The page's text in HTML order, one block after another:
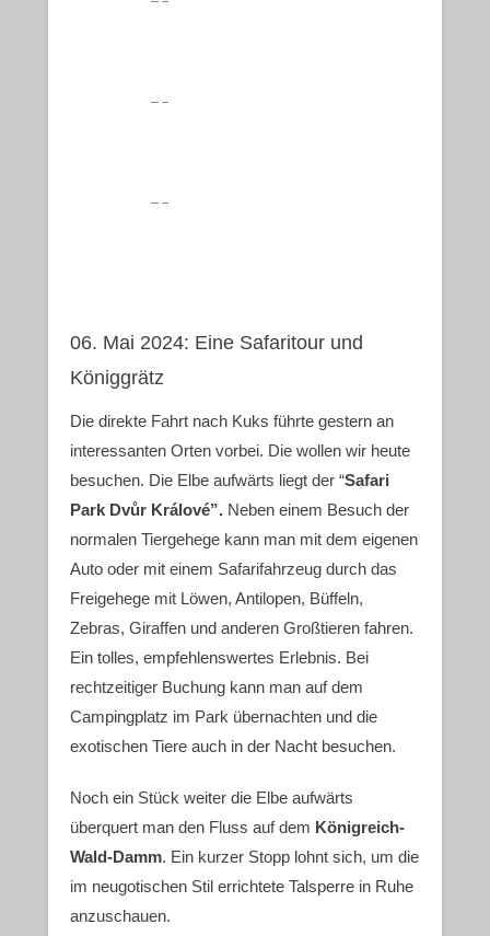
06. Mai 2024: Eine Safaritour und
Königgrätz
Die direkte Fahrt nach Kuks führte gestern an
interessanten Orten vorbei. Die wollen wir heute
besuchen. Die Elbe aufwärts liegt der “Safari
Park Dvůr Králové”. Neben einem Besuch der
normalen Tiergehege kann man mit dem eigenen
Auto oder mit einem Safarifahrzeug durch das
Freigehege mit Löwen, Antilopen, Büffeln,
Zebras, Giraffen und anderen Großtieren fahren.
Ein tolles, empfehlenswertes Erlebnis. Bei
rechtzeitiger Buchung kann man auf dem
Campingplatz im Park übernachten und die
exotischen Tiere auch in der Nacht besuchen.
Noch ein Stück weiter die Elbe aufwärts
überquert man den Fluss auf dem Königreich-
Wald-Damm. Ein kurzer Stopp lohnt sich, um die
im neugotischen Stil errichtete Talsperre in Ruhe
anzuschauen.